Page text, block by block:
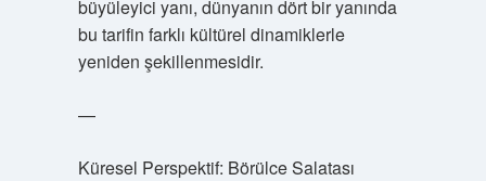
büyüleyici yanı, dünyanın dört bir yanında
bu tarifin farklı kültürel dinamiklerle
yeniden şekillenmesidir.
—
Küresel Perspektif: Börülce Salatası